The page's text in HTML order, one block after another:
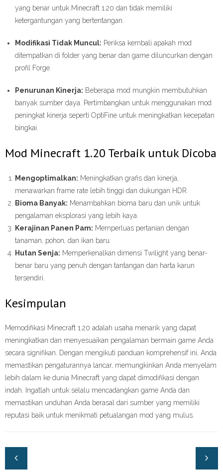
yang benar untuk Minecraft 1.20 dan tidak memiliki
ketergantungan yang bertentangan.
Modifikasi Tidak Muncul: Periksa kembali apakah mod
ditempatkan di folder yang benar dan game diluncurkan dengan
profil Forge.
Penurunan Kinerja: Beberapa mod mungkin membutuhkan
banyak sumber daya. Pertimbangkan untuk menggunakan mod
peningkat kinerja seperti OptiFine untuk meningkatkan kecepatan
bingkai.
Mod Minecraft 1.20 Terbaik untuk Dicoba
Mengoptimalkan: Meningkatkan grafis dan kinerja,
menawarkan frame rate lebih tinggi dan dukungan HDR.
Bioma Banyak: Menambahkan bioma baru dan unik untuk
pengalaman eksplorasi yang lebih kaya.
Kerajinan Panen Pam: Memperluas pertanian dengan
tanaman, pohon, dan ikan baru.
Hutan Senja: Memperkenalkan dimensi Twilight yang benar-
benar baru yang penuh dengan tantangan dan harta karun
tersendiri.
Kesimpulan
Memodifikasi Minecraft 1.20 adalah usaha menarik yang dapat
meningkatkan dan menyesuaikan pengalaman bermain game Anda
secara signifikan. Dengan mengikuti panduan komprehensif ini, Anda
memastikan pengaturannya lancar, memungkinkan Anda menyelam
lebih dalam ke dunia Minecraft yang dapat dimodifikasi dengan
indah. Ingatlah untuk selalu mencadangkan game Anda dan
memastikan unduhan Anda berasal dari sumber yang memiliki
reputasi baik untuk menikmati petualangan mod yang mulus.